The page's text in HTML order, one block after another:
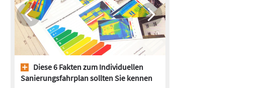
Diese 6 Fakten zum Individuellen
Sanierungsfahrplan sollten Sie kennen